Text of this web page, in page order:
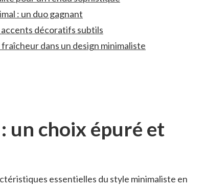
: un duo ⁤gagnant
décoratifs subtils
dans un design minimaliste
un choix ​épuré et
essentielles​ du ‍style minimaliste en